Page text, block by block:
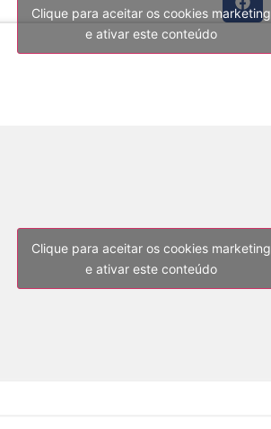
Clique para aceitar os cookies marketing
e ativar este conteúdo
Clique para aceitar os cookies marketing
e ativar este conteúdo